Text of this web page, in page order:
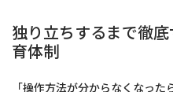
独り立ちするまで徹
育体制
「操作方法が分からなくなっ